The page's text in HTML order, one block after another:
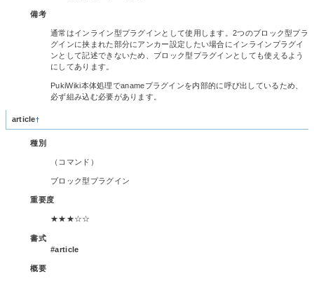
備考
通常はインライン型プラグインとして使用します。2つのブロック型プラ
グインに挟まれた部分にアンカー設定したい場合にインラインプラグイ
ンとして記述できないため、ブロック型プラグインとしても使えるよう
にしてあります。
PukiWiki本体処理でanameプラグインを内部的に呼び出しているため、
必ず組み込む必要があります。
article†
種別
（コマンド）
ブロック型プラグイン
重要度
★★★☆☆
書式
#article
概要